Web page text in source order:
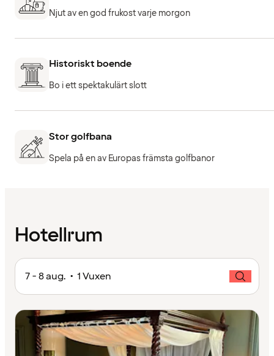
Njut av en god frukost varje morgon
Historiskt boende
Bo i ett spektakulärt slott
Stor golfbana
Spela på en av Europas främsta golfbanor
Hotellrum
7 - 8 aug. • 1 Vuxen